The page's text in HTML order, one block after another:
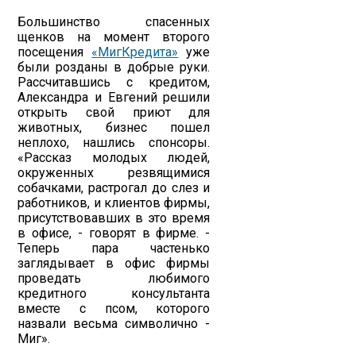
Большинство спасенных
щенков на момент второго
посещения «МигКредита» уже
были розданы в добрые руки.
Рассчитавшись с кредитом,
Александра и Евгений решили
открыть свой приют для
животных, бизнес пошел
неплохо, нашлись спонсоры.
«Рассказ молодых людей,
окруженных резвящимися
собачками, растрогал до слез и
работников, и клиентов фирмы,
присутствовавших в это время
в офисе, - говорят в фирме. -
Теперь пара частенько
заглядывает в офис фирмы
проведать любимого
кредитного консультанта
вместе с псом, которого
назвали весьма символично -
Миг».